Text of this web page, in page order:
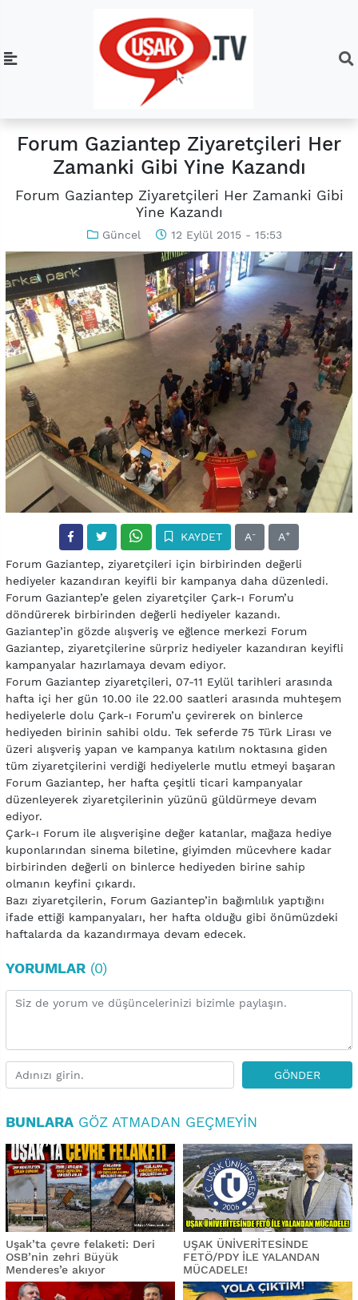
Forum Gaziantep Ziyaretçileri Her
Zamanki Gibi Yine Kazandı
Forum Gaziantep Ziyaretçileri Her Zamanki Gibi
Yine Kazandı
Güncel 12 Eylül 2015 - 15:53
KAYDET A- A+
Forum Gaziantep, ziyaretçileri için birbirinden değerli
hediyeler kazandıran keyifli bir kampanya daha düzenledi.
Forum Gaziantep’e gelen ziyaretçiler Çark-ı Forum’u
döndürerek birbirinden değerli hediyeler kazandı.
Gaziantep’in gözde alışveriş ve eğlence merkezi Forum
Gaziantep, ziyaretçilerine sürpriz hediyeler kazandıran keyifli
kampanyalar hazırlamaya devam ediyor.
Forum Gaziantep ziyaretçileri, 07-11 Eylül tarihleri arasında
hafta içi her gün 10.00 ile 22.00 saatleri arasında muhteşem
hediyelerle dolu Çark-ı Forum’u çevirerek on binlerce
hediyeden birinin sahibi oldu. Tek seferde 75 Türk Lirası ve
üzeri alışveriş yapan ve kampanya katılım noktasına giden
tüm ziyaretçilerini verdiği hediyelerle mutlu etmeyi başaran
Forum Gaziantep, her hafta çeşitli ticari kampanyalar
düzenleyerek ziyaretçilerinin yüzünü güldürmeye devam
ediyor.
Çark-ı Forum ile alışverişine değer katanlar, mağaza hediye
kuponlarından sinema biletine, giyimden mücevhere kadar
birbirinden değerli on binlerce hediyeden birine sahip
olmanın keyfini çıkardı.
Bazı ziyaretçilerin, Forum Gaziantep’in bağımlılık yaptığını
ifade ettiği kampanyaları, her hafta olduğu gibi önümüzdeki
haftalarda da kazandırmaya devam edecek.
YORUMLAR (0)
GÖNDER
BUNLARA GÖZ ATMADAN GEÇMEYIN
Uşak’ta çevre felaketi: Deri
OSB’nin zehri Büyük
Menderes’e akıyor
UŞAK ÜNİVERİTESİNDE
FETÖ/PDY İLE YALANDAN
MÜCADELE!